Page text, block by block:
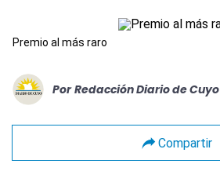
Premio al más raro
Por Redacción Diario de Cuyo
Compartir